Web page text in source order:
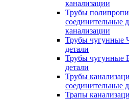
канализации
Трубы
соединительные
канализации
Трубы чугунные
детали
Трубы чугунные
детали
Трубы
соединительные
Трапы